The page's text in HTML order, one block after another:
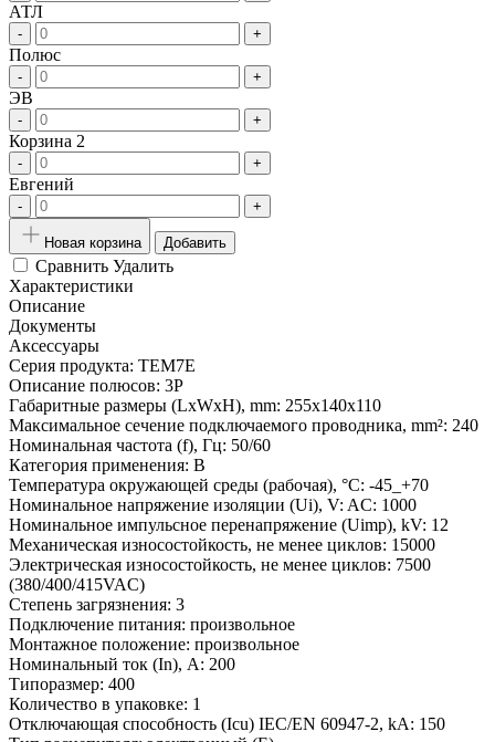
АТЛ
- +
Полюс
- +
ЭВ
- +
Корзина 2
- +
Евгений
- +
Новая корзина Добавить
Сравнить Удалить
Характеристики
Описание
Документы
Аксессуары
Серия продукта: TEM7E
Описание полюсов: 3P
Габаритные размеры (LxWxH), mm: 255x140x110
Максимальное сечение подключаемого проводника, mm²: 240
Номинальная частота (f), Гц: 50/60
Категория применения: B
Температура окружающей среды (рабочая), °С: -45_+70
Номинальное напряжение изоляции (Ui), V: AC: 1000
Номинальное импульсное перенапряжение (Uimp), kV: 12
Механическая износостойкость, не менее циклов: 15000
Электрическая износостойкость, не менее циклов: 7500
(380/400/415VAC)
Степень загрязнения: 3
Подключение питания: произвольное
Монтажное положение: произвольное
Номинальный ток (In), A: 200
Типоразмер: 400
Количество в упаковке: 1
Отключающая способность (Icu) IEC/EN 60947-2, kA: 150